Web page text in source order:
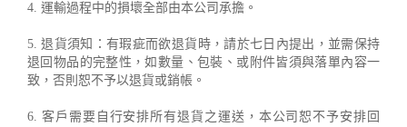
4. 運輸過程中的損壞全部由本公司承擔。
5. 退貨須知：有瑕疵而欲退貨時，請於七日內提出，並需保持
退回物品的完整性，如數量、包裝、或附件皆須與落單內容一
致，否則恕不予以退貨或銷帳。
6. 客戶需要自行安排所有退貨之運送，本公司恕不予安排回